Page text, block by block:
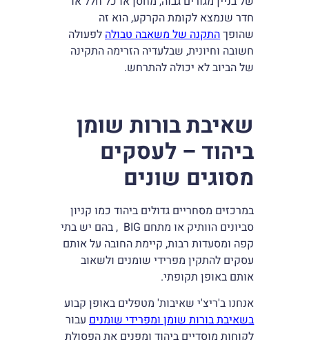
חדר שנמצא לקומת הקרקע, הוא זה
שהופךהתקנה של משאבה טבולהלפעולה
חשובה וחיונית, שבלעדיה הזרימה התקינה
של הביוב לא יכולה להתרחש.
שאיבת בורות שומן
ביהוד – לעסקים
מסוגים שונים
במרכזים מסחריים גדולים ביהוד כמו קניון
סביונים הוותיק או מתחם BIG , בהם יש בתי
קפה ומסעדות רבות, קיימת החובה על אותם
עסקים להתקין מפרידי שומנים ולשאוב
אותם באופן תקופתי.
אנחנו ב'ריצ'י שאיבות' מטפלים באופן קבוע
בשאיבת בורות שומן ומפרידי שומניםעבור